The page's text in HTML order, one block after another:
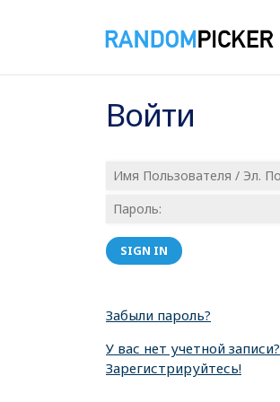
Войти
SIGN IN
Забыли пароль?
У вас нет учетной записи?
Зарегистрируйтесь!